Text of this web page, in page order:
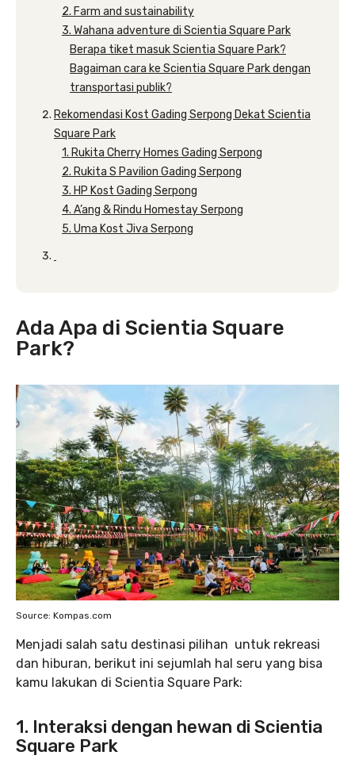
2. Farm and sustainability
3. Wahana adventure di Scientia Square Park
Berapa tiket masuk Scientia Square Park?
Bagaiman cara ke Scientia Square Park dengan
transportasi publik?
Rekomendasi Kost Gading Serpong Dekat Scientia
Square Park
1. Rukita Cherry Homes Gading Serpong
2. Rukita S Pavilion Gading Serpong
3. HP Kost Gading Serpong
4. A’ang & Rindu Homestay Serpong
5. Uma Kost Jiva Serpong
Ada Apa di Scientia Square
Park?
Source: Kompas.com
Menjadi salah satu destinasi pilihan untuk rekreasi
dan hiburan, berikut ini sejumlah hal seru yang bisa
kamu lakukan di Scientia Square Park:
1. Interaksi dengan hewan di Scientia
Square Park